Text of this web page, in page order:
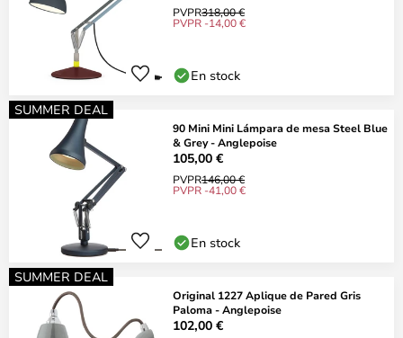
PVPR318,00 €
PVPR -14,00 €
En stock
SUMMER DEAL
90 Mini Mini Lámpara de mesa Steel Blue
& Grey - Anglepoise
105,00 €
PVPR146,00 €
PVPR -41,00 €
En stock
SUMMER DEAL
Original 1227 Aplique de Pared Gris
Paloma - Anglepoise
102,00 €